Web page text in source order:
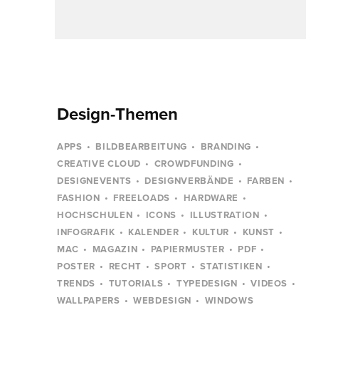
Design-Themen
APPS BILDBEARBEITUNG
BRANDING
CREATIVE CLOUD
CROWDFUNDING
DESIGNEVENTS
DESIGNVERBÄNDE
FARBEN
FASHION
FREELOADS
HARDWARE
HOCHSCHULEN
ICONS
ILLUSTRATION
INFOGRAFIK
KALENDER KULTUR
KUNST
MAC
MAGAZIN PAPIERMUSTER
PDF
POSTER
RECHT SPORT
STATISTIKEN
TRENDS
TUTORIALS TYPEDESIGN
VIDEOS
WALLPAPERS
WEBDESIGN WINDOWS